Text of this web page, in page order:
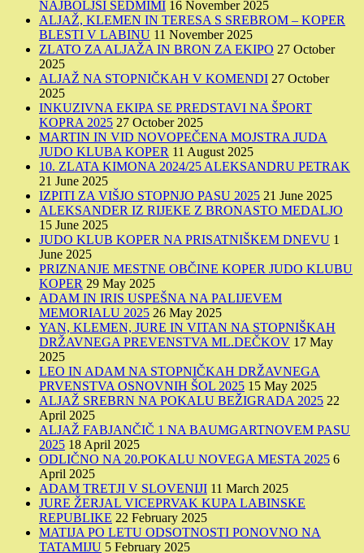
NAJBOLJŠI SEDMIMI 16 November 2025
ALJAŽ, KLEMEN IN TERESA S SREBROM – KOPER
BLESTI V LABINU 11 November 2025
ZLATO ZA ALJAŽA IN BRON ZA EKIPO 27 October
2025
ALJAŽ NA STOPNIČKAH V KOMENDI 27 October
2025
INKUZIVNA EKIPA SE PREDSTAVI NA ŠPORT
KOPRA 2025 27 October 2025
MARTIN IN VID NOVOPEČENA MOJSTRA JUDA
JUDO KLUBA KOPER 11 August 2025
10. ZLATA KIMONA 2024/25 ALEKSANDRU PETRAK
21 June 2025
IZPITI ZA VIŠJO STOPNJO PASU 2025 21 June 2025
ALEKSANDER IZ RIJEKE Z BRONASTO MEDALJO
15 June 2025
JUDO KLUB KOPER NA PRISATNIŠKEM DNEVU 1
June 2025
PRIZNANJE MESTNE OBČINE KOPER JUDO KLUBU
KOPER 29 May 2025
ADAM IN IRIS USPEŠNA NA PALIJEVEM
MEMORIALU 2025 26 May 2025
YAN, KLEMEN, JURE IN VITAN NA STOPNIŠKAH
DRŽAVNEGA PREVENSTVA ML.DEČKOV 17 May
2025
LEO IN ADAM NA STOPNIČKAH DRŽAVNEGA
PRVENSTVA OSNOVNIH ŠOL 2025 15 May 2025
ALJAŽ SREBRN NA POKALU BEŽIGRADA 2025 22
April 2025
ALJAŽ FABJANČIČ 1 NA BAUMGARTNOVEM PASU
2025 18 April 2025
ODLIČNO NA 20.POKALU NOVEGA MESTA 2025 6
April 2025
ADAM TRETJI V SLOVENIJI 11 March 2025
JURE ŽERJAL VICEPRVAK KUPA LABINSKE
REPUBLIKE 22 February 2025
MATIJA PO LETU ODSOTNOSTI PONOVNO NA
TATAMIJU 5 February 2025